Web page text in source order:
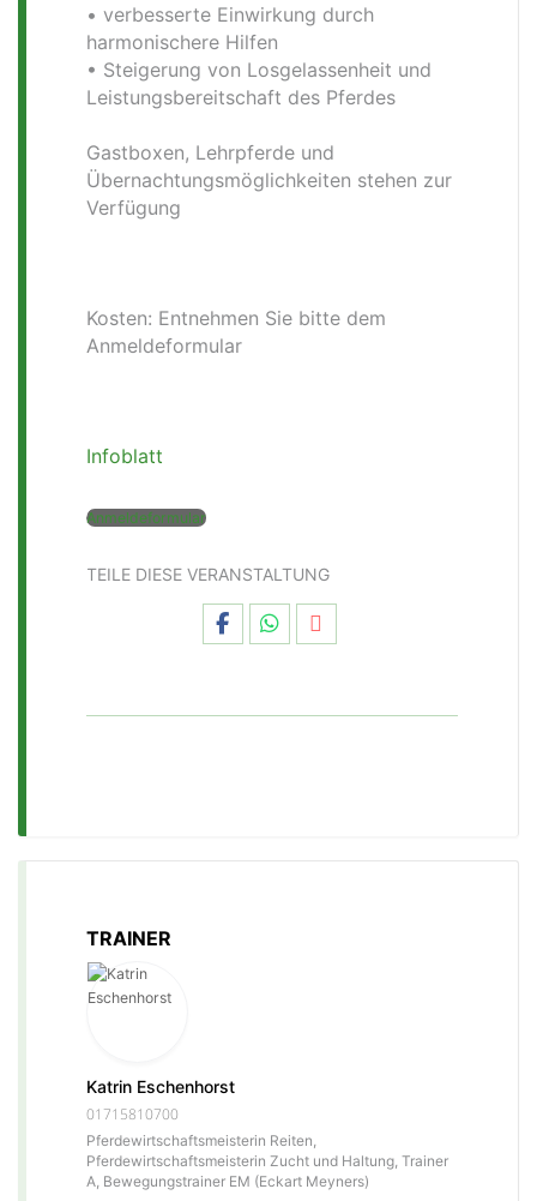
• verbesserte Einwirkung durch
harmonischere Hilfen
• Steigerung von Losgelassenheit und
Leistungsbereitschaft des Pferdes
Gastboxen, Lehrpferde und
Übernachtungsmöglichkeiten stehen zur
Verfügung
Kosten: Entnehmen Sie bitte dem
Anmeldeformular
Infoblatt
Anmeldeformular
TEILE DIESE VERANSTALTUNG
TRAINER
Katrin Eschenhorst
01715810700
Pferdewirtschaftsmeisterin Reiten,
Pferdewirtschaftsmeisterin Zucht und Haltung, Trainer
A, Bewegungstrainer EM (Eckart Meyners)